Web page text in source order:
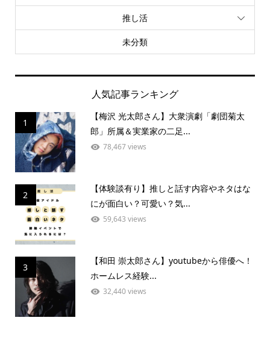
推し活
未分類
人気記事ランキング
1
【梅沢 光太郎さん】大衆演劇「劇団菊太
郎」所属＆実業家の二足...
78,467 views
2
【体験談有り】推しと話す内容やネタはな
にが面白い？可愛い？気...
59,643 views
3
【和田 崇太郎さん】youtubeから俳優へ！
ホームレス経験...
32,440 views